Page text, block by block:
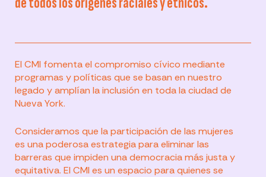
El CMI fomenta el compromiso cívico mediante
programas y políticas que se basan en nuestro
legado y amplían la inclusión en toda la ciudad de
Nueva York.
Consideramos que la participación de las mujeres
es una poderosa estrategia para eliminar las
barreras que impiden una democracia más justa y
equitativa. El CMI es un espacio para quienes se